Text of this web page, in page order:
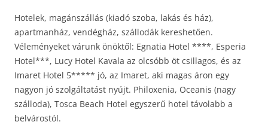
Hotelek, magánszállás (kiadó szoba, lakás és ház),
apartmanház, vendégház, szállodák kereshetően.
Véleményeket várunk önöktől: Egnatia Hotel ****, Esperia
Hotel***, Lucy Hotel Kavala az olcsóbb öt csillagos, és az
Imaret Hotel 5***** jó, az Imaret, aki magas áron egy
nagyon jó szolgáltatást nyújt. Philoxenia, Oceanis (nagy
szálloda), Tosca Beach Hotel egyszerű hotel távolabb a
belvárostól.